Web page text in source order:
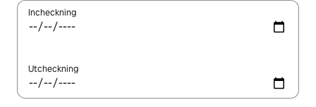
Incheckning
Utcheckning